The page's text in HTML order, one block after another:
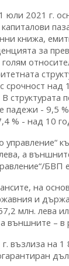
юли 2021 г.
книжа,
за
срочност
структурата
- 9,5
% - над 10
а
БВП
на
и
млн. лева
външните – в
възлиза на